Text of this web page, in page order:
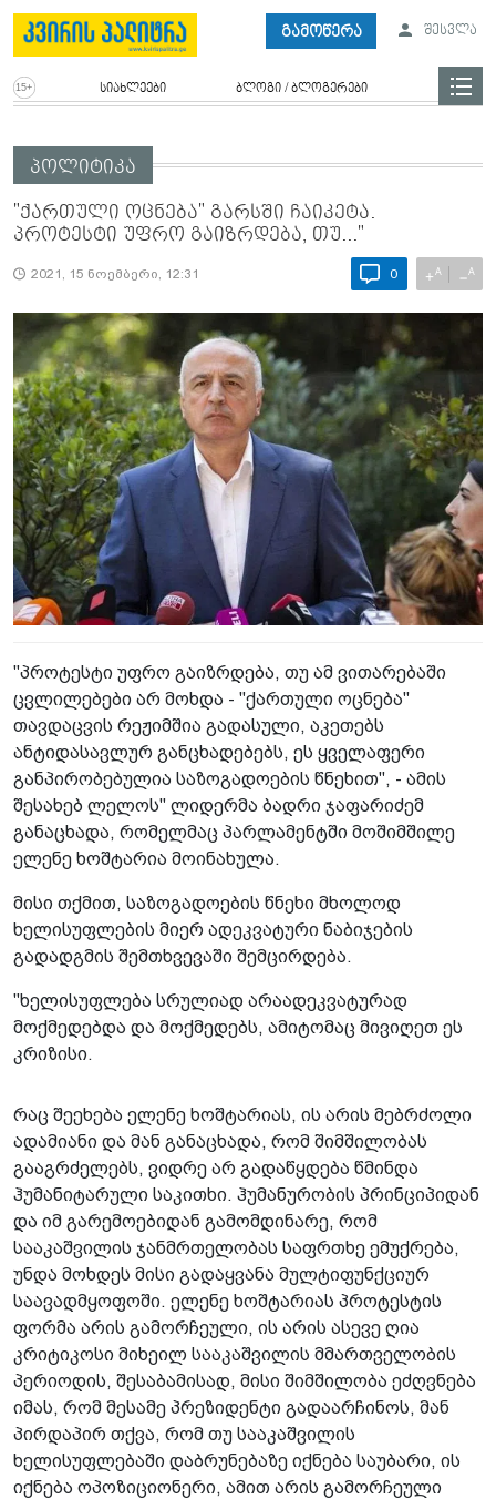
გამოწერა შესვლა
სიახლეები ბლოგი / ბლოგერები
პოლიტიკა
"ქართული ოცნება" გარსში ჩაიკეტა.
პროტესტი უფრო გაიზრდება, თუ..."
2021, 15 ნოემბერი, 12:31 0 +A −A
"პროტესტი უფრო გაიზრდება, თუ ამ ვითარებაში
ცვლილებები არ მოხდა - "ქართული ოცნება"
თავდაცვის რეჟიმშია გადასული, აკეთებს
ანტიდასავლურ განცხადებებს, ეს ყველაფერი
განპირობებულია საზოგადოების წნეხით", - ამის
შესახებ ლელოს" ლიდერმა ბადრი ჯაფარიძემ
განაცხადა, რომელმაც პარლამენტში მოშიმშილე
ელენე ხოშტარია მოინახულა.
მისი თქმით, საზოგადოების წნეხი მხოლოდ
ხელისუფლების მიერ ადეკვატური ნაბიჯების
გადადგმის შემთხვევაში შემცირდება.
"ხელისუფლება სრულიად არაადეკვატურად
მოქმედებდა და მოქმედებს, ამიტომაც მივიღეთ ეს
კრიზისი.
რაც შეეხება ელენე ხოშტარიას, ის არის მებრძოლი
ადამიანი და მან განაცხადა, რომ შიმშილობას
გააგრძელებს, ვიდრე არ გადაწყდება წმინდა
ჰუმანიტარული საკითხი. ჰუმანურობის პრინციპიდან
და იმ გარემოებიდან გამომდინარე, რომ
სააკაშვილის ჯანმრთელობას საფრთხე ემუქრება,
უნდა მოხდეს მისი გადაყვანა მულტიფუნქციურ
საავადმყოფოში. ელენე ხოშტარიას პროტესტის
ფორმა არის გამორჩეული, ის არის ასევე ღია
კრიტიკოსი მიხეილ სააკაშვილის მმართველობის
პერიოდის, შესაბამისად, მისი შიმშილობა ეძღვნება
იმას, რომ მესამე პრეზიდენტი გადაარჩინოს, მან
პირდაპირ თქვა, რომ თუ სააკაშვილის
ხელისუფლებაში დაბრუნებაზე იქნება საუბარი, ის
იქნება ოპოზიციონერი, ამით არის გამორჩეული